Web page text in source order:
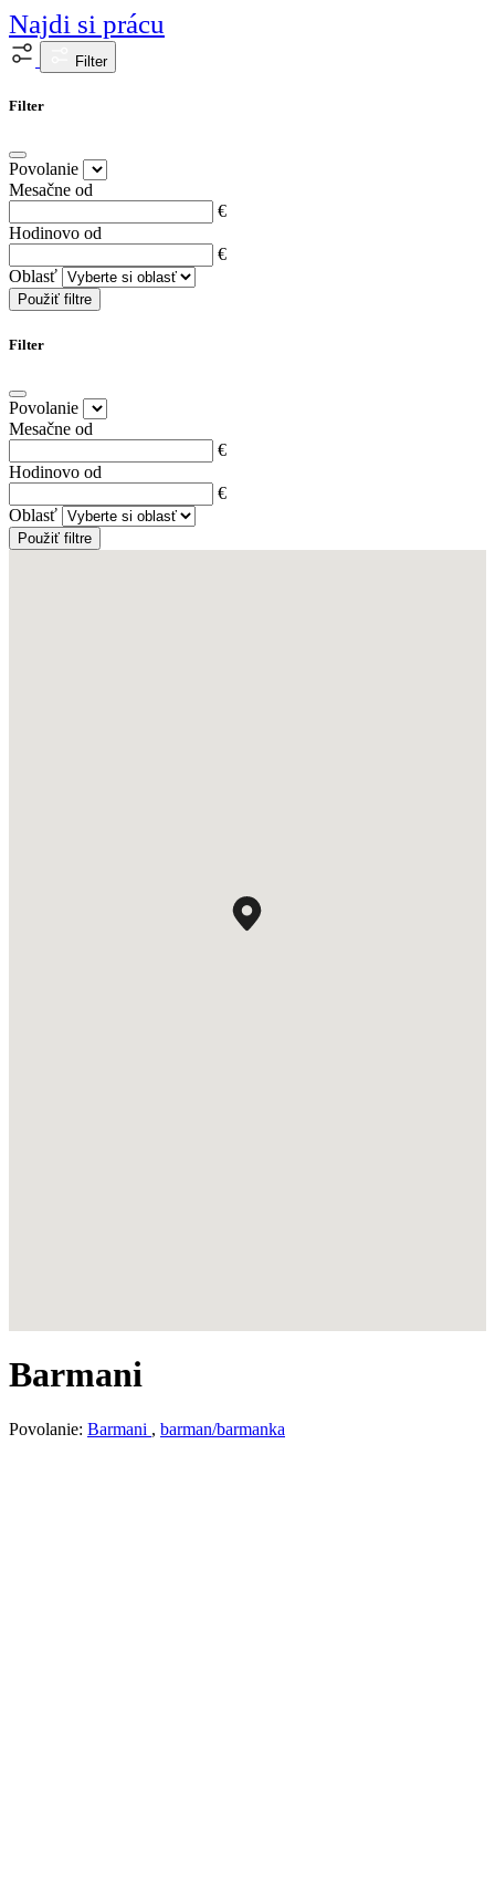
Najdi si prácu
Filter
Filter
Povolanie
Mesačne od
€
Hodinovo od
€
Oblasť
Použiť filtre
Filter
Povolanie
Mesačne od
€
Hodinovo od
€
Oblasť
Použiť filtre
Barmani
Povolanie: Barmani , barman/barmanka